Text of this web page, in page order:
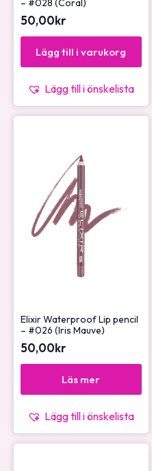
– #028 (Coral)
50,00kr
Lägg till i varukorg
Lägg till i önskelista
Elixir Waterproof Lip pencil
– #026 (Iris Mauve)
50,00kr
Läs mer
Lägg till i önskelista